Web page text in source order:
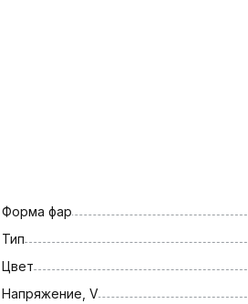
Форма фар
Тип
Цвет
Напряжение, V